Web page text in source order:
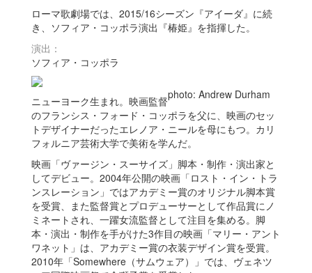
ローマ歌劇場では、2015/16シーズン『アイーダ』に続
き、ソフィア・コッポラ演出『椿姫』を指揮した。
演出：
ソフィア・コッポラ
photo: Andrew Durham
ニューヨーク生まれ。映画監督
のフランシス・フォード・コッポラを父に、映画のセッ
トデザイナーだったエレノア・ニールを母にもつ。カリ
フォルニア芸術大学で美術を学んだ。
映画「ヴァージン・スーサイズ」脚本・制作・演出家と
してデビュー。2004年公開の映画「ロスト・イン・トラ
ンスレーション」ではアカデミー賞のオリジナル脚本賞
を受賞、また監督賞とプロデューサーとして作品賞にノ
ミネートされ、一躍女流監督として注目を集める。脚
本・演出・制作を手がけた3作目の映画「マリー・アント
ワネット」は、アカデミー賞の衣装デザイン賞を受賞。
2010年「Somewhere（サムウェア）」では、ヴェネツ